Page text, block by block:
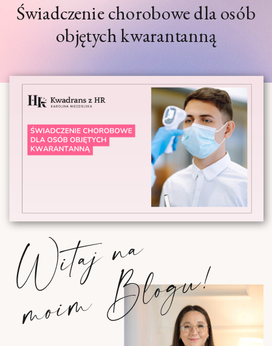
Świadczenie chorobowe dla osób
objętych kwarantanną
W
i
t
a
j
n
a
m
o
i
m
B
l
o
g
u
!